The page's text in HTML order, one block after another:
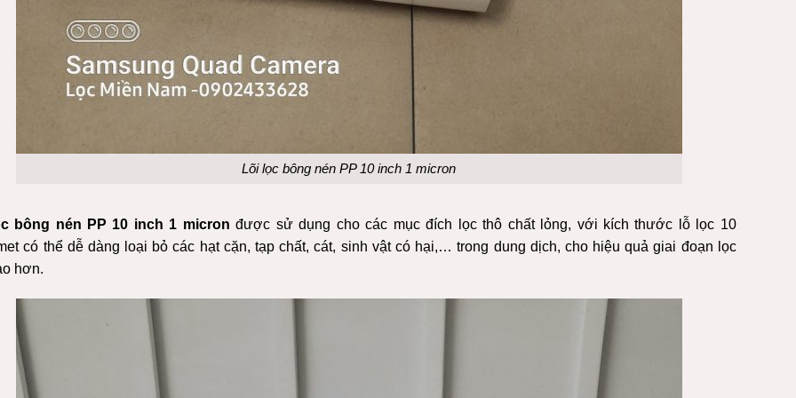
Lõi lọc bông nén PP 10 inch 1 micron
bông nén PP 10 inch 1 micron được sử dụng cho các mục đích lọc thô chất lỏng, với kích thước lỗ lọc 10
có thể dễ dàng loại bỏ các hạt cặn, tạp chất, cát, sinh vật có hại,… trong dung dịch, cho hiệu quả giai đoạn lọc
hơn.